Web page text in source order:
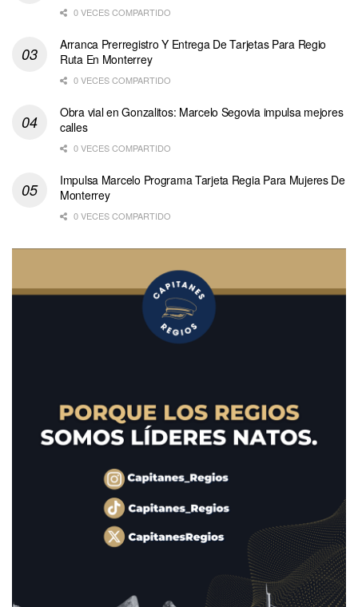
0 VECES COMPARTIDO
Arranca Prerregistro Y Entrega De Tarjetas Para Regio
Ruta En Monterrey
0 VECES COMPARTIDO
Obra vial en Gonzalitos: Marcelo Segovia impulsa mejores
calles
0 VECES COMPARTIDO
Impulsa Marcelo Programa Tarjeta Regia Para Mujeres De
Monterrey
0 VECES COMPARTIDO